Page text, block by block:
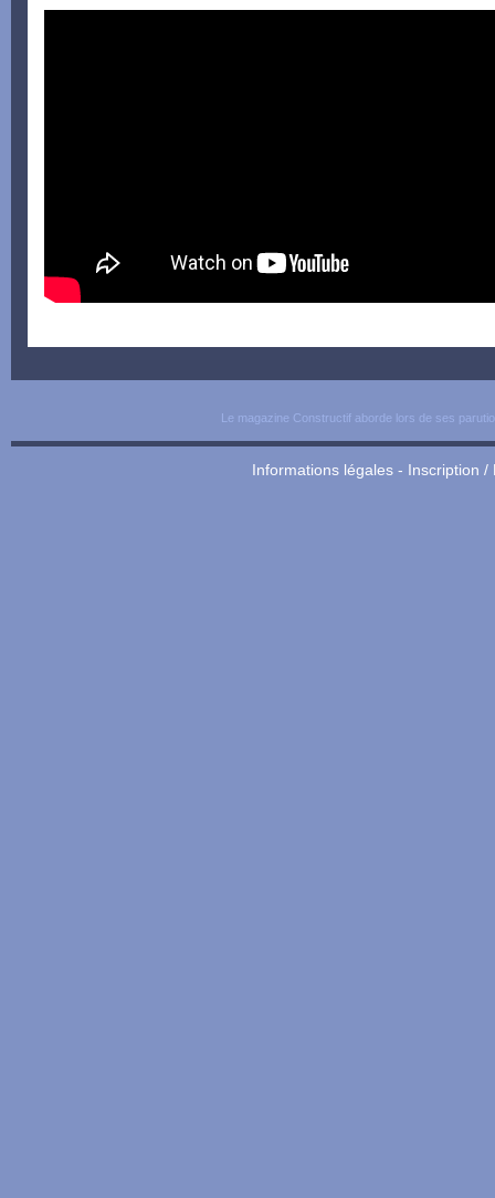
Le magazine Constructif aborde lors de ses
Informations légales- Inscription /